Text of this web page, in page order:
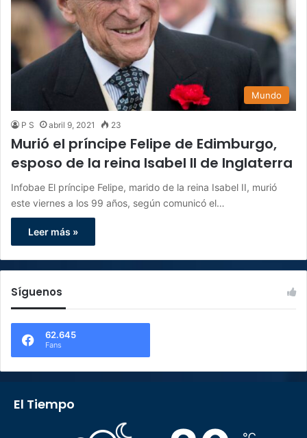
Mundo
P S abril 9, 2021 23
Murió el príncipe Felipe de Edimburgo,
esposo de la reina Isabel II de Inglaterra
Infobae El príncipe Felipe, marido de la reina Isabel II, murió
este viernes a los 99 años, según comunicó el…
Leer más »
Síguenos
62.645
Fans
El Tiempo